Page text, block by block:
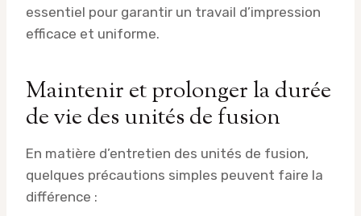
essentiel pour garantir un travail d’impression
efficace et uniforme.
Maintenir et prolonger la durée
de vie des unités de fusion
En matière d’entretien des unités de fusion,
quelques précautions simples peuvent faire la
différence :